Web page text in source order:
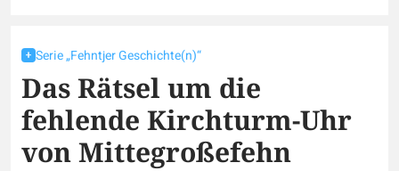
Serie „Fehntjer Geschichte(n)“
Das Rätsel um die
fehlende Kirchturm-Uhr
von Mittegroßefehn